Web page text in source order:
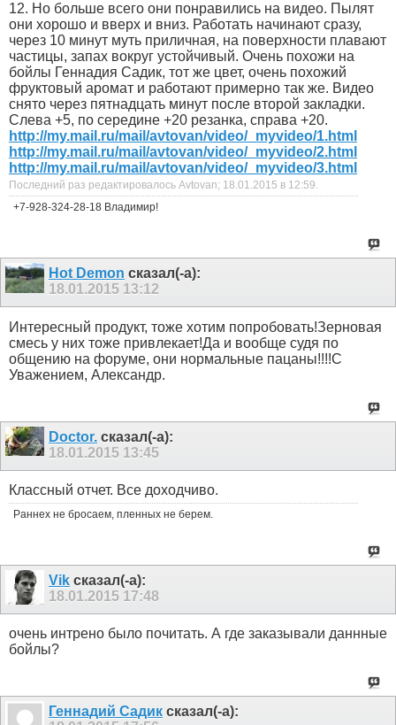
12. Но больше всего они понравились на видео. Пылят
они хорошо и вверх и вниз. Работать начинают сразу,
через 10 минут муть приличная, на поверхности плавают
частицы, запах вокруг устойчивый. Очень похожи на
бойлы Геннадия Садик, тот же цвет, очень похожий
фруктовый аромат и работают примерно так же. Видео
снято через пятнадцать минут после второй закладки.
Слева +5, по середине +20 резанка, справа +20.
http://my.mail.ru/mail/avtovan/video/_myvideo/1.html
http://my.mail.ru/mail/avtovan/video/_myvideo/2.html
http://my.mail.ru/mail/avtovan/video/_myvideo/3.html
Последний раз редактировалось Avtovan; 18.01.2015 в 12:59.
+7-928-324-28-18 Владимир!
Hot Demon сказал(-а):
18.01.2015 13:12
Интересный продукт, тоже хотим попробовать!Зерновая
смесь у них тоже привлекает!Да и вообще судя по
общению на форуме, они нормальные пацаны!!!!С
Уважением, Александр.
Doctor. сказал(-а):
18.01.2015 13:45
Классный отчет. Все доходчиво.
Раннех не бросаем, пленных не берем.
Vik сказал(-а):
18.01.2015 17:48
очень интрено было почитать. А где заказывали даннные
бойлы?
Геннадий Садик сказал(-а):